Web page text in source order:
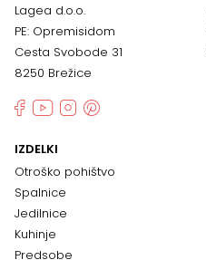
Lagea d.o.o.
PE: Opremisidom
Cesta Svobode 31
8250 Brežice
IZDELKI
Otroško pohištvo
Spalnice
Jedilnice
Kuhinje
Predsobe